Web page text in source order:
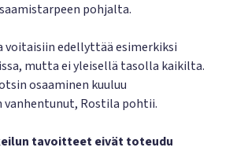
pohjalta.
voitaisiin edellyttää esimerkiksi
mutta ei yleisellä tasolla kaikilta.
osaaminen kuuluu
vanhentunut, Rostila pohtii.
tavoitteet eivät toteudu